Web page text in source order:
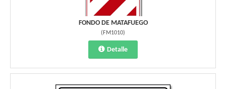
FONDO DE MATAFUEGO
( FM1010)
Detalle